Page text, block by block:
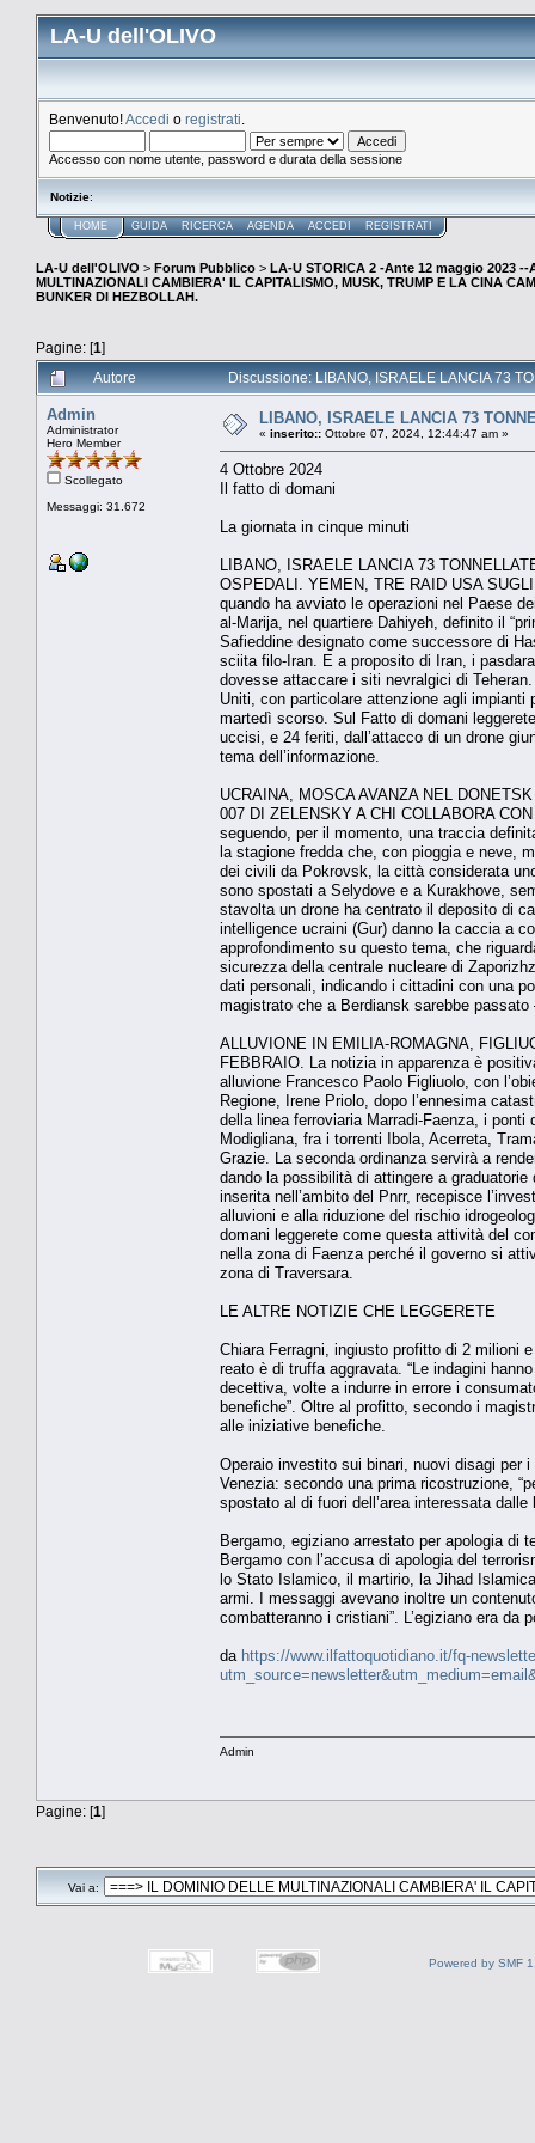
LA-U dell'OLIVO
Benvenuto!Accedi o registrati
Accesso con nome utente, password e durata della sessione
Notizie:
HOME GUIDA RICERCA AGENDA ACCEDI REGISTRATI
LA-U dell'OLIVO > Forum Pubblico > LA-U STORICA 2 -Ante 12 maggio 2023 --
MULTINAZIONALI CAMBIERA' IL CAPITALISMO, MUSK, TRUMP E LA CINA
BUNKER DI HEZBOLLAH.
Pagine: [1]
Autore
Discussione: LIBANO, ISRAELE LANCIA 73
Admin
Administrator
Hero Member
Scollegato
Messaggi: 31.672
LIBANO, ISRAELE LANCIA 73
« inserito:: Ottobre 07, 2024, 12:44:47 am »
4 Ottobre 2024
Il fatto di domani
La giornata in cinque minuti
LIBANO, ISRAELE LANCIA 73
OSPEDALI. YEMEN, TRE RAID USA
quando ha avviato le operazioni nel Paese
al-Marija, nel quartiere Dahiyeh, definito il
Safieddine designato come successore di
sciita filo-Iran. E a proposito di Iran, i
dovesse attaccare i siti nevralgici di
Uniti, con particolare attenzione agli
martedì scorso. Sul Fatto di domani
uccisi, e 24 feriti, dall’attacco di un drone
tema dell’informazione.
UCRAINA, MOSCA AVANZA NEL
007 DI ZELENSKY A CHI COLLABORA
seguendo, per il momento, una traccia
la stagione fredda che, con pioggia e neve,
dei civili da Pokrovsk, la città considerata
sono spostati a Selydove e a Kurakhove,
stavolta un drone ha centrato il deposito di
intelligence ucraini (Gur) danno la caccia a
approfondimento su questo tema, che
sicurezza della centrale nucleare di
dati personali, indicando i cittadini con una
magistrato che a Berdiansk sarebbe
ALLUVIONE IN EMILIA-ROMAGNA,
FEBBRAIO. La notizia in apparenza è
alluvione Francesco Paolo Figliuolo, con
Regione, Irene Priolo, dopo l’ennesima
della linea ferroviaria Marradi-Faenza, i
Modigliana, fra i torrenti Ibola, Acerreta,
Grazie. La seconda ordinanza servirà a
dando la possibilità di attingere a
inserita nell’ambito del Pnrr, recepisce
alluvioni e alla riduzione del rischio
domani leggerete come questa attività del
nella zona di Faenza perché il governo si
zona di Traversara.
LE ALTRE NOTIZIE CHE LEGGERETE
Chiara Ferragni, ingiusto profitto di 2 milioni
reato è di truffa aggravata. “Le indagini
decettiva, volte a indurre in errore i
benefiche”. Oltre al profitto, secondo i
alle iniziative benefiche.
Operaio investito sui binari, nuovi disagi per
Venezia: secondo una prima ricostruzione,
spostato al di fuori dell’area interessata
Bergamo, egiziano arrestato per apologia di
Bergamo con l’accusa di apologia del
lo Stato Islamico, il martirio, la Jihad
armi. I messaggi avevano inoltre un
combatteranno i cristiani”. L’egiziano era
da https://www.ilfattoquotidiano.it/fq-
Admin
Pagine: [1]
Vai a:
Powered by SMF